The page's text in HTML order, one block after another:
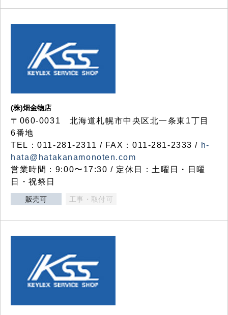
(株)畑金物店
〒060-0031 北海道札幌市中央区北一条東1丁目
6番地
TEL：011-281-2311 / FAX：011-281-2333 / h-
hata@hatakanamonoten.com
営業時間：9:00〜17:30 / 定休日：土曜日・日曜
日・祝祭日
販売可 工事・取付可